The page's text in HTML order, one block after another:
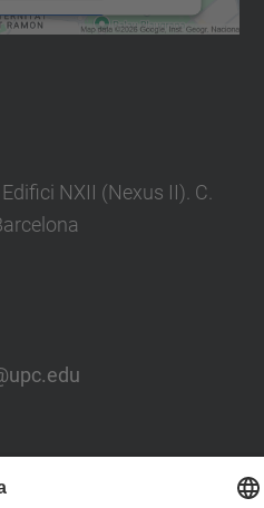
NXII (Nexus II). C.